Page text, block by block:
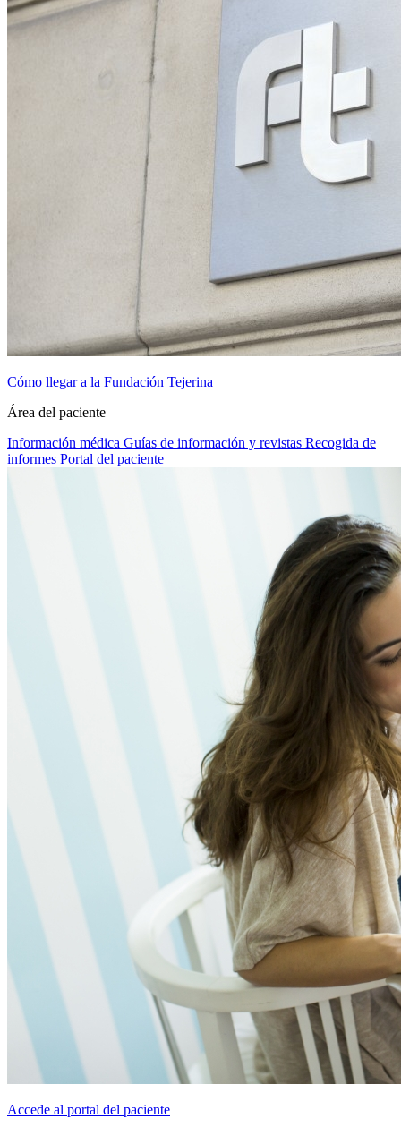
Cómo llegar a la Fundación Tejerina
Área del paciente
Información médica Guías de información y revistas Recogida de
informes Portal del paciente
Accede al portal del paciente